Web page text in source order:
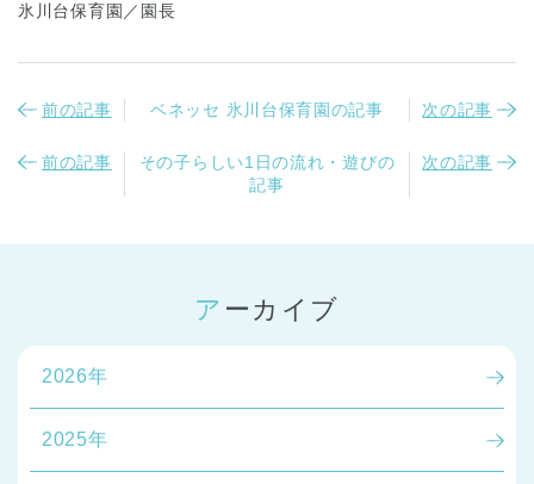
氷川台保育園／園長
前の記事 ベネッセ 氷川台保育園の記事 次の記事
前の記事
その子らしい1日の流れ・遊びの
記事
次の記事
アーカイブ
2026年
2025年